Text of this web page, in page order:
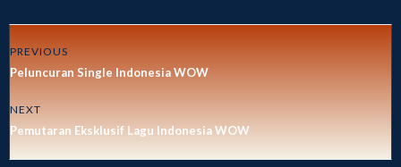
PREVIOUS
Peluncuran Single Indonesia WOW
NEXT
Pemutaran Eksklusif Lagu Indonesia WOW